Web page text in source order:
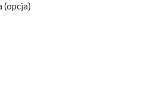
(opcja)